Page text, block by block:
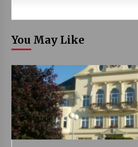
You May Like